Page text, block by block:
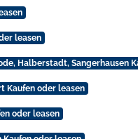
leasen
Halberstadt, Sangerhausen
Kaufen oder leasen
oder leasen